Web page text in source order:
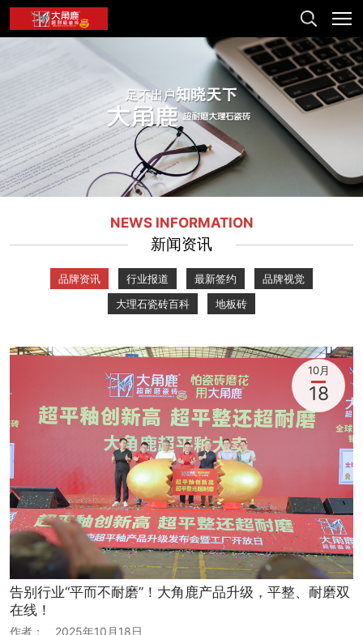
NEWS INFORMATION
新闻资讯
品牌资讯 行业报道 最新签约
品牌视觉
大理石瓷砖百科
地板砖
告别行业“平而不耐磨”！大角鹿产品升级，平整、耐磨双
在线！
作者： 2025年10月18日
10月
18